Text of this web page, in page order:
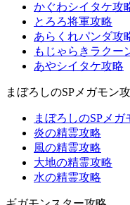
かぐわシイタケ攻
とろろ将軍攻略
あらくれパンダ攻
もじゃらきラクー
あやシイタケ攻略
まぼろしのSPメガモン
まぼろしのSPメガ
炎の精霊攻略
風の精霊攻略
大地の精霊攻略
水の精霊攻略